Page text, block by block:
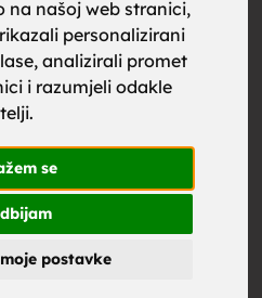
na našoj web stranici,
personalizirani
analizirali promet
i razumjeli odakle
se
postavke
za